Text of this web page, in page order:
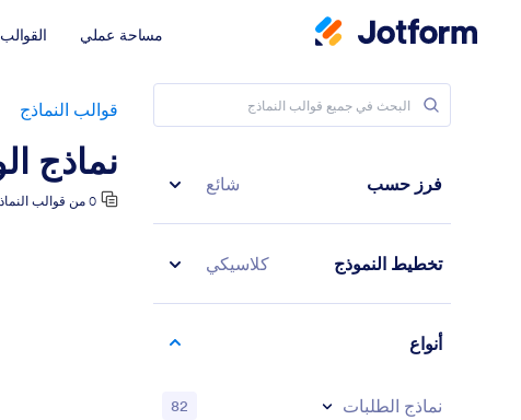
مساحة عملي القوالب
قوالب النماذج
نماذج
0 من قوالب النماذج
فرز حسب شائع
تخطيط النموذج كلاسيكي
أنواع
نماذج الطلبات 82